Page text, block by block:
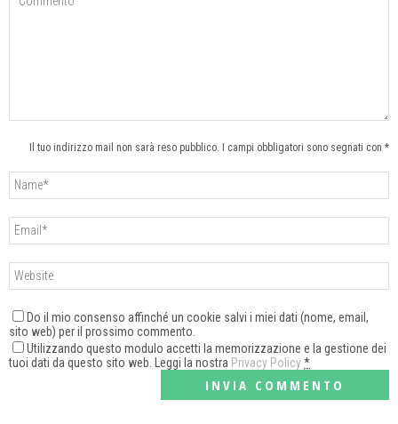
Il tuo indirizzo mail non sarà reso pubblico. I campi obbligatori sono segnati con *
Do il mio consenso affinché un cookie salvi i miei dati (nome, email,
sito web) per il prossimo commento.
Utilizzando questo modulo accetti la memorizzazione e la gestione dei
tuoi dati da questo sito web. Leggi la nostra Privacy Policy*